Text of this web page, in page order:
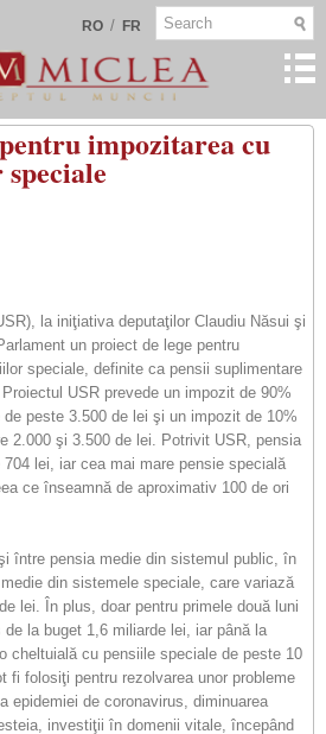
RO / FR
impozitarea cu
la iniţiativa deputaţilor Claudiu Năsui şi
un proiect de lege pentru
speciale, definite ca pensii suplimentare
USR prevede un impozit de 90%
peste 3.500 de lei şi un impozit de 10%
2.000 şi 3.500 de lei. Potrivit USR, pensia
lei, iar cea mai mare pensie specială
ce înseamnă de aproximativ 100 de ori
între pensia medie din sistemul public, în
din sistemele speciale, care variază
lei. În plus, doar pentru primele două luni
la buget 1,6 miliarde lei, iar până la
cheltuială cu pensiile speciale de peste 10
fi folosiţi pentru rezolvarea unor probleme
epidemiei de coronavirus, diminuarea
investiţii în domenii vitale, începând